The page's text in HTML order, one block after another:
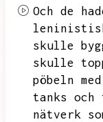
Och de
skulle
skulle
pöbeln
tanks
nätverk